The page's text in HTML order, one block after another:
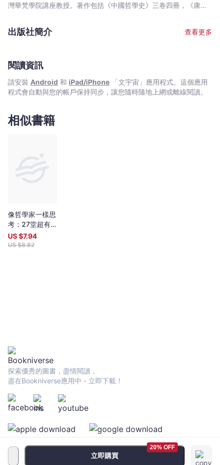
灣華梵學院講座教授。著作包括《中國哲學史》三卷四冊，《康德
題的新檢討》，《思辯錄》等約三十種。 編者 劉國英，香港中文大
讀》；在本系列中編有《思想方法五講新編》及《中國之路向新
文選》（合編）之編者。
出版社簡介 查看更多
閱讀資訊
請安裝 Android 和 iPad/iPhone 「文宇宙」應用程式。這個應用
程式會自動與您的帳戶保持同步，讓您隨時隨地上網或離線閱讀。
相似書籍
像哲學家一樣思
考：27堂超有
料人生思辨課，
Step by Step
US $7.94
US $8.82
立即購買
20% OFF
探索優秀的圖書，盡情閱讀，
盡在Bookniverse應用中 - 立即下載！